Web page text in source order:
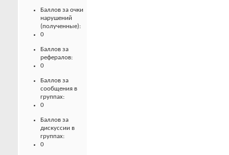
Баллов за очки
нарушений
(полученные):
0
Баллов за
рефералов:
0
Баллов за
сообщения в
группах:
0
Баллов за
дискуссии в
группах:
0